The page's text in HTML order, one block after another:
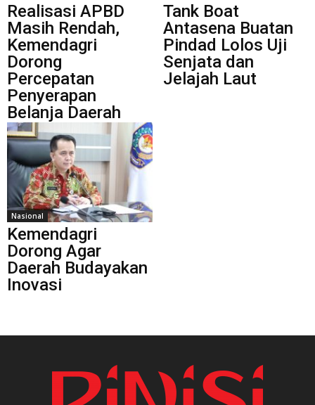
Realisasi APBD
Masih Rendah,
Kemendagri
Dorong
Percepatan
Penyerapan
Belanja Daerah
Tank Boat
Antasena Buatan
Pindad Lolos Uji
Senjata dan
Jelajah Laut
Nasional
Kemendagri
Dorong Agar
Daerah Budayakan
Inovasi